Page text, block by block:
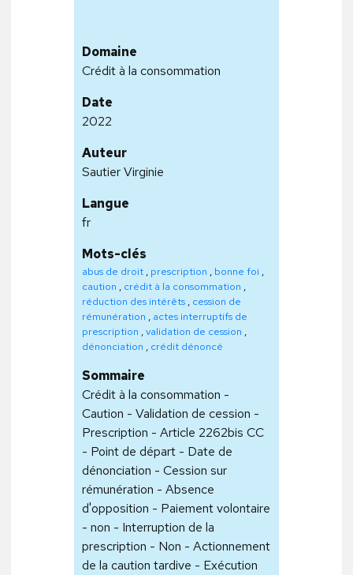
Domaine
Crédit à la consommation
Date
2022
Auteur
Sautier Virginie
Langue
fr
Mots-clés
abus de droit , prescription , bonne foi ,
caution , crédit à la consommation ,
réduction des intérêts , cession de
rémunération , actes interruptifs de
prescription ,validation de cession ,
dénonciation , crédit dénoncé
Sommaire
Crédit à la consommation -
Caution - Validation de cession -
Prescription - Article 2262bis CC
- Point de départ - Date de
dénonciation - Cession sur
rémunération - Absence
d'opposition - Paiement volontaire
- non - Interruption de la
prescription - Non - Actionnement
de la caution tardive - Exécution